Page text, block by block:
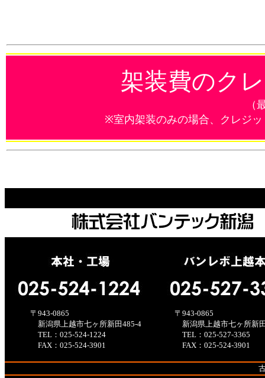
架装費のク
（
※室内架装のみの場合、クレジ
〒943-0865
新潟県上越市七ヶ所新田485-4
TEL：025-524-1224
FAX：025-524-3901
〒943-0865
新潟県上越市七ヶ所新田
TEL：025-527-3365
FAX：025-524-3901
古